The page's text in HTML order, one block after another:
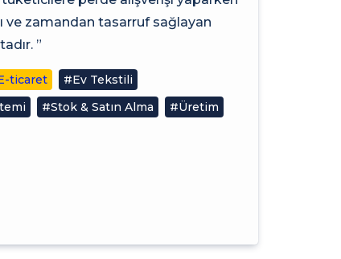
ve zamandan tasarruf sağlayan
”
ticaret
#Ev Tekstili
#Stok & Satın Alma #Üretim